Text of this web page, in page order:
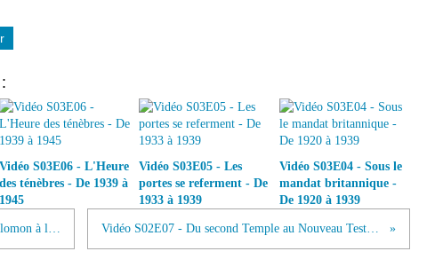
Vidéo S03E06 - L'Heure
des ténèbres - De 1939 à
1945
Vidéo S03E05 - Les
portes se referment - De
1933 à 1939
Vidéo S03E04 - Sous le
mandat britannique -
De 1920 à 1939